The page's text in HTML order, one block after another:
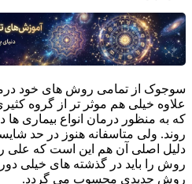
سوجوک از تمامی روش های خود
علاوه خیلی هم موثر تر از گروه
که به منظور درمان انواع بیماری
روند. ولی متاسفانه هنوز در حد
دلیل اصلی آن هم این است که علی
روش را باید در گذشته های خیلی
روش جدیدی محسوب می گردد.